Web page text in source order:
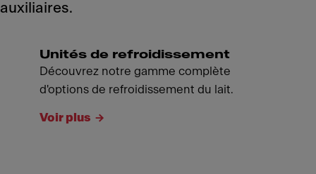
auxiliaires.
Unités de refroidissement
Découvrez notre gamme complète
d'options de refroidissement du lait.
Voir plus